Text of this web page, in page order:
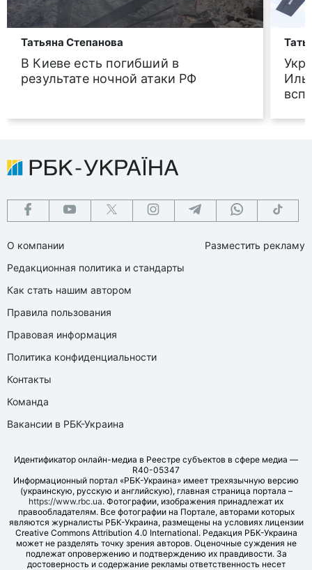
Татьяна Степанова
В Киеве есть погибший в
результате ночной атаки РФ
О компании
Редакционная политика и стандарты
Как стать нашим автором
Правила пользования
Правовая информация
Политика конфиденциальности
Контакты
Команда
Вакансии в РБК-Украина
Разместить рекламу
Идентификатор онлайн-медиа в Реестре субъектов в сфере медиа —
R40-05347
Информационный портал «РБК-Украина» имеет трехязычную версию
(украинскую, русскую и английскую), главная страница портала –
https://www.rbc.ua. Фотографии, изображения принадлежат их
правообладателям. Все фотографии на Портале, авторами которых
являются журналисты РБК-Украина, размещены на условиях лицензии
Creative Commons Attribution 4.0 International. Редакция РБК-Украина
может не разделять точку зрения авторов. Оценочные суждения не
подлежат опровержению и подтверждению их правдивости. За
достоверность и содержание рекламы ответственность несет